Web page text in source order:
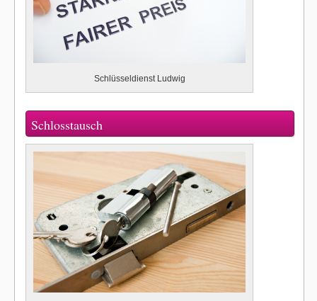
Schlüsseldienst Ludwig
Schlosstausch